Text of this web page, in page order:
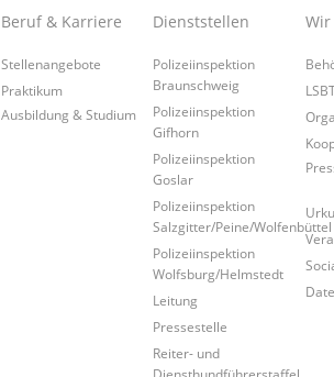
Beruf & Karriere
Stellenangebote
Praktikum
Ausbildung & Studium
Dienststellen
Polizeiinspektion
Braunschweig
Polizeiinspektion
Gifhorn
Polizeiinspektion
Goslar
Polizeiinspektion
Salzgitter/Peine/Wolfenbüttel
Polizeiinspektion
Wolfsburg/Helmstedt
Leitung
Pressestelle
Reiter- und